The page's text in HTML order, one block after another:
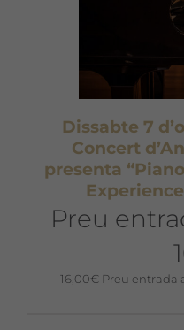
Dissabte 7
Concert
presenta
Preu
16,00€ Preu entrada